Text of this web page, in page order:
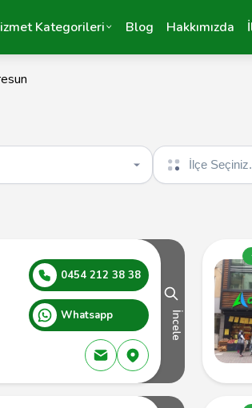
Kategorileri Blog Hakkımızda
İlçe seçin
0454 212 38 38
Whatsapp İncele